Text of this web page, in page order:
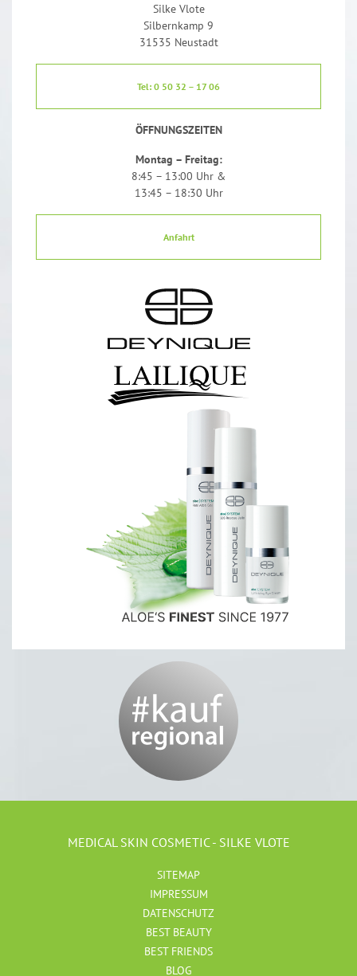
Silke Vlote
Silbernkamp 9
31535 Neustadt
Tel: 0 50 32 – 17 06
ÖFFNUNGSZEITEN
Montag – Freitag:
8:45 – 13:00 Uhr &
13:45 – 18:30 Uhr
Anfahrt
MEDICAL SKIN COSMETIC - SILKE VLOTE
SITEMAP
IMPRESSUM
DATENSCHUTZ
BEST BEAUTY
BEST FRIENDS
BLOG